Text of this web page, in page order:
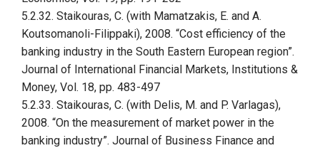
5.2.32. Staikouras, C. (with Mamatzakis, E. and A.
Koutsomanoli-Filippaki), 2008. “Cost efficiency of the
banking industry in the South Eastern European region”.
Journal of International Financial Markets, Institutions &
Money, Vol. 18, pp. 483-497
5.2.33. Staikouras, C. (with Delis, M. and P. Varlagas),
2008. “On the measurement of market power in the
banking industry”. Journal of Business Finance and